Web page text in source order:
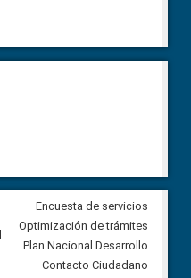
Veeduría Ciudadana para
construcción del asfaltado de
Ballenita del cantón Santa
Encuesta de servicios
Optimización de trámites
Plan Nacional Desarrollo
Contacto Ciudadano